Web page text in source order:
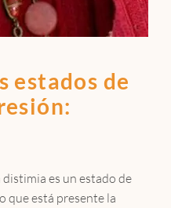
estados de
es un estado de
que está presente la